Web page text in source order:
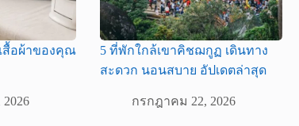
สื้อผ้าของคุณ
5 ที่พักใกล้เขาคิชฌกูฏ เดินทาง
สะดวก นอนสบาย อัปเดตล่าสุด
กรกฎาคม 22, 2026